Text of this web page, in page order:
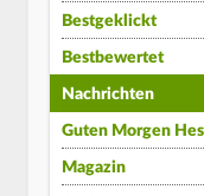
Bestgeklickt
Bestbewertet
Nachrichten
Guten Morgen
Magazin